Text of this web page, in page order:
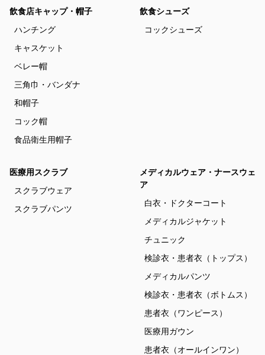
飲食店キャップ・帽子
ハンチング
キャスケット
ベレー帽
三角巾・バンダナ
和帽子
コック帽
食品衛生用帽子
飲食シューズ
コックシューズ
医療用スクラブ
スクラブウェア
スクラブパンツ
メディカルウェア・ナースウェ
ア
白衣・ドクターコート
メディカルジャケット
チュニック
検診衣・患者衣（トップス）
メディカルパンツ
検診衣・患者衣（ボトムス）
患者衣（ワンピース）
医療用ガウン
患者衣（オールインワン）